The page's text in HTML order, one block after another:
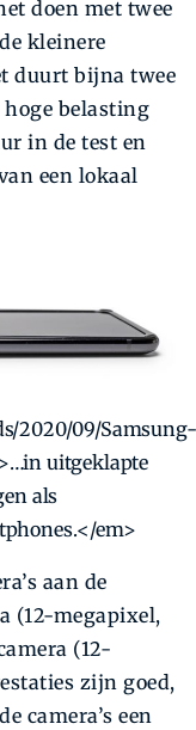
doen met twee
kleinere
duurt bijna twee
hoge belasting
in de test en
een lokaal
2020/09/Samsung-
uitgeklapte
als
em>
aan de
(12-megapixel,
(12-
zijn goed,
camera’s een